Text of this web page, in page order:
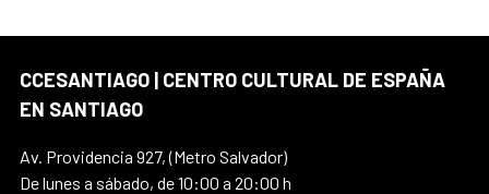
CCESANTIAGO | CENTRO CULTURAL DE ESPAÑA
EN SANTIAGO
Av. Providencia 927, (Metro Salvador)
De lunes a sábado, de 10:00 a 20:00 h